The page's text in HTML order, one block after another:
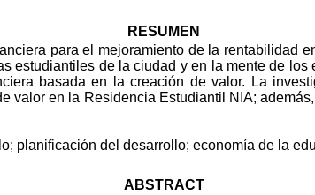
RESUMEN
para el mejoramiento de la rentabilidad
estudiantiles de la ciudad y en la mente de los
basada en la creación de valor.
La
valor en la Residencia Estudiantil NIA;
planificación del desarrollo; economía de la
ABSTRACT